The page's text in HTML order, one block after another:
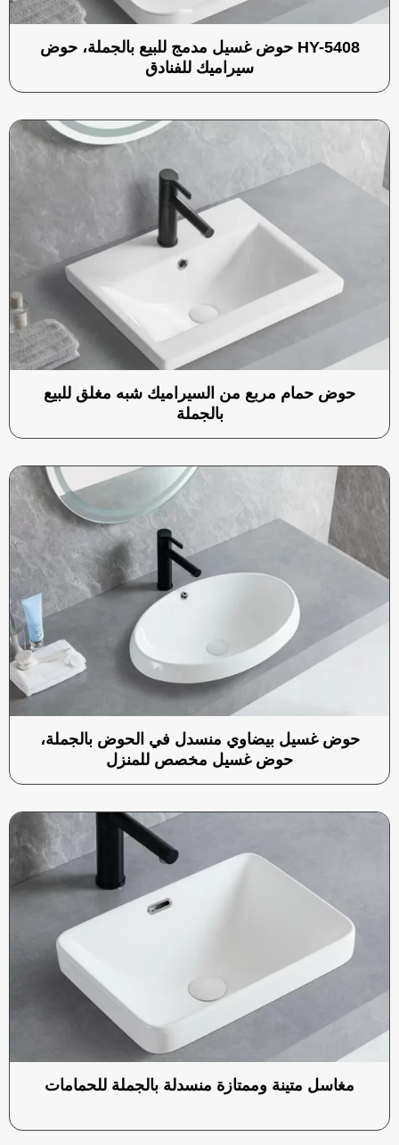
HY-5408 حوض غسيل مدمج للبيع بالجملة، حوض
سيراميك للفنادق
حوض حمام مربع من السيراميك شبه مغلق للبيع
بالجملة
حوض غسيل بيضاوي منسدل في الحوض بالجملة،
حوض غسيل مخصص للمنزل
مغاسل متينة وممتازة منسدلة بالجملة للحمامات